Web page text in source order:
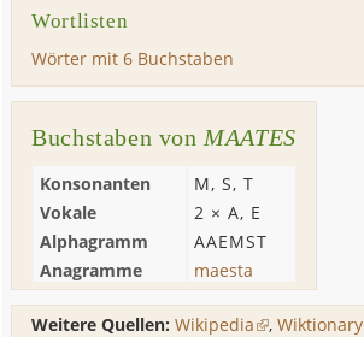
Wortlisten
Wörter mit 6 Buchstaben
Buchstaben von MAATES
Konsonanten M,S,T
Vokale
2 ×A, E
Alphagramm
AAEMST
Anagramme
maesta
Weitere Quellen: Wikipedia ,Wiktionary